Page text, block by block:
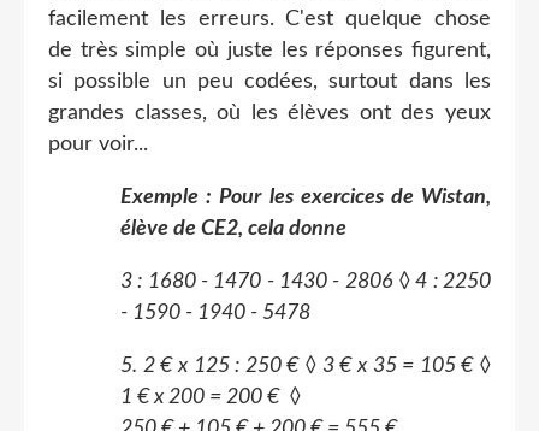
facilement les erreurs. C'est quelque chose
de très simple où juste les réponses figurent,
si possible un peu codées, surtout dans les
grandes classes, où les élèves ont des yeux
pour voir...
Exemple : Pour les exercices de Wistan,
élève de CE2, cela donne
3 : 1680 - 1470 - 1430 - 2806 ◊ 4 : 2250
- 1590 - 1940 - 5478
5. 2 € x 125 : 250 € ◊ 3 € x 35 = 105 € ◊
1 € x 200 = 200 € ◊